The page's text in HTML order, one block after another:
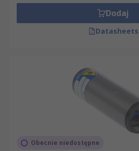
Dodaj
Datasheets
Obecnie niedostępne